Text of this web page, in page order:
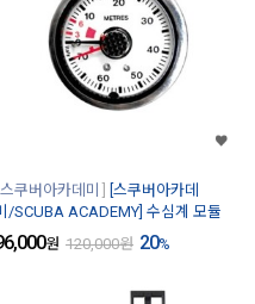
스쿠버아카데미
[스쿠버아카데
/SCUBA ACADEMY] 수심계 모듈
원 120,000원 20%